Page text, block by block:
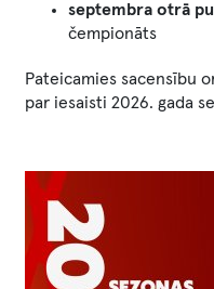
septembra otrā
čempionāts
Pateicamies sacensību
par iesaisti 2026. gada